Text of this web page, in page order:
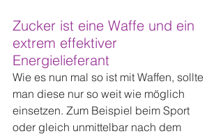
Zucker ist eine Waffe und ein
extrem effektiver
Energielieferant
Wie es nun mal so ist mit Waffen, sollte
man diese nur so weit wie möglich
einsetzen. Zum Beispiel beim Sport
oder gleich unmittelbar nach dem